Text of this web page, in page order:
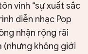
vinh “sự xuất sắc
diễn nhạc Pop
nhận rộng rãi
(nhưng không giới